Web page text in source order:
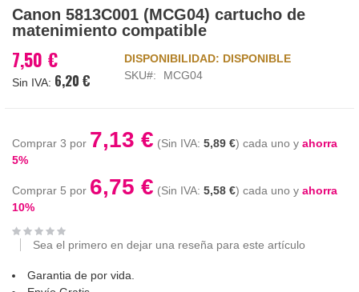
al
comienzo
la
galería
Canon 5813C001 (MCG04) cartucho de
matenimiento compatible
7,50 €
6,20 €
DISPONIBILIDAD: DISPONIBLE
SKU
MCG04
Comprar 3 por 7,13 € 5,89 € cada uno y ahorra
5%
Comprar 5 por 6,75 € 5,58 € cada uno y ahorra
10%
Sea el primero en dejar una reseña para este artículo
Garantia de por vida.